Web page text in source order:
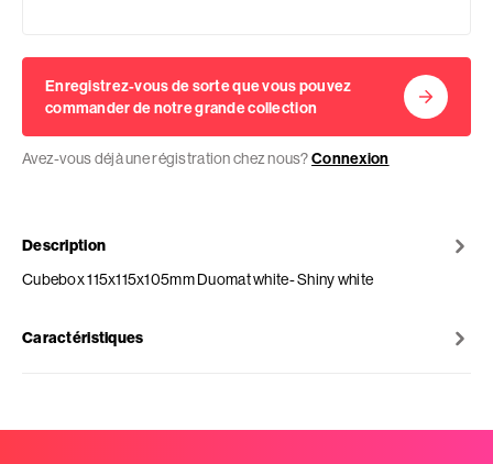
Enregistrez-vous de sorte que vous pouvez
commander de notre grande collection
Avez-vous déjà une régistration chez nous?Connexion
Description
Cubebox 115x115x105mm Duomat white- Shiny white
Caractéristiques